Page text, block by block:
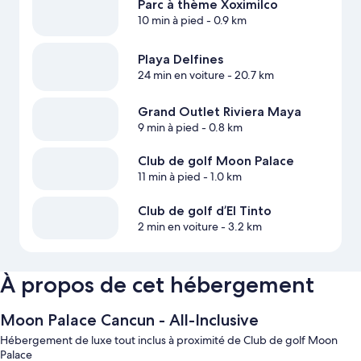
Parc à thème Xoximilco
10 min à pied - 0.9 km
Playa Delfines
24 min en voiture- 20.7 km
Grand Outlet Riviera Maya
9 min à pied - 0.8 km
Club de golf Moon Palace
11 min à pied - 1.0 km
Club de golf d’El Tinto
2 min en voiture- 3.2 km
À propos de cet hébergement
Moon Palace Cancun - All-Inclusive
Hébergement de luxe tout inclus à proximité de Club de golf Moon
Palace